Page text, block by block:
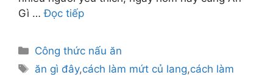
Gì …Đọc tiếp
Danh
mục
Công thức nấu ăn
Thẻ
ăn gì đây,cách làm mứt củ lang,cách làm